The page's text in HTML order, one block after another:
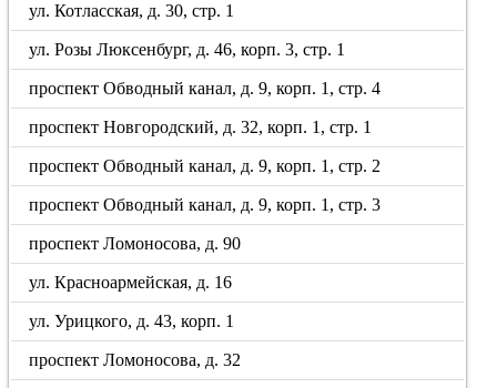
ул. Котласская, д. 30, стр. 1
ул. Розы Люксенбург, д. 46, корп. 3, стр. 1
проспект Обводный канал, д. 9, корп. 1, стр. 4
проспект Новгородский, д. 32, корп. 1, стр. 1
проспект Обводный канал, д. 9, корп. 1, стр. 2
проспект Обводный канал, д. 9, корп. 1, стр. 3
проспект Ломоносова, д. 90
ул. Красноармейская, д. 16
ул. Урицкого, д. 43, корп. 1
проспект Ломоносова, д. 32